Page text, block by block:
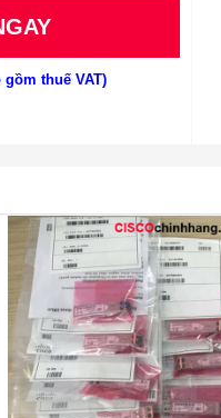
thuế VAT)